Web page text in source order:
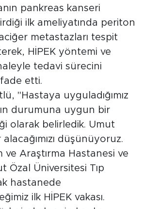
durumuna uygun bir
olarak belirledik. Umut
düşünüyoruz.
Araştırma Hastanesi ve
Özal Üniversitesi Tıp
hastanede
ilk HİPEK vakası.
kısmi olarak
Hastamızdan iyi bir sonuç
Bu ameliyatı
Hakan Kanat, Dr. Öğr.
Öndeş, Dr. Öğr. Üyesi
Gökdere ile
ve asistan hekimlerimiz